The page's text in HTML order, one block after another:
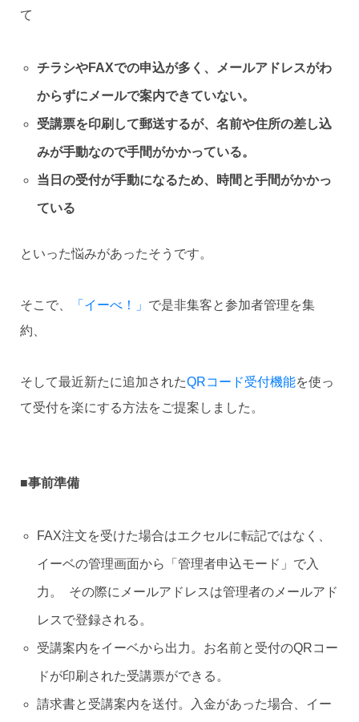
て
チラシやFAXでの申込が多く、メールアドレスがわ
からずにメールで案内できていない。
受講票を印刷して郵送するが、名前や住所の差し込
みが手動なので手間がかかっている。
当日の受付が手動になるため、時間と手間がかかっ
ている
といった悩みがあったそうです。
そこで、 「イーべ！」 で是非集客と参加者管理を集
約、
そして最近新たに追加されたQRコード受付機能を使っ
て受付を楽にする方法をご提案しました。
■事前準備
FAX注文を受けた場合はエクセルに転記ではなく、
イーベの管理画面から「管理者申込モード」で入
力。 その際にメールアドレスは管理者のメールアド
レスで登録される。
受講案内をイーベから出力。お名前と受付のQRコー
ドが印刷された受講票ができる。
請求書と受講案内を送付。入金があった場合、イー